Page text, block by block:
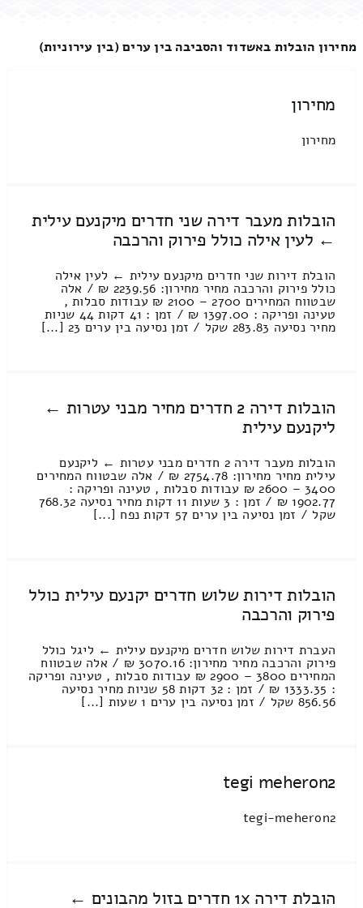
מחירון הובלות באשדוד והסביבה בין ערים (בין עירוניות)
מחירון
מחירון
הובלות מעבר דירה שני חדרים מיקנעם עילית
← לעין אילה כולל פירוק והרכבה
הובלת דירות שני חדרים מיקנעם עילית ← לעין אילה
כולל פירוק והרכבה מחיר מחירון: 2239.56 ₪ / אלה
שבטווח המחירים 2700 – 2100 ₪ עבודות סבלות ,
טעינה ופריקה : 1397.00 ₪ / זמן : 41 דקות 44 שניות
מחיר נסיעה 283.83 שקל / זמן נסיעה בין ערים 23 [...]
הובלות דירה 2 חדרים מחיר מבני עטרות ←
ליקנעם עילית
הובלות מעבר דירה 2 חדרים מבני עטרות ← ליקנעם
עילית מחיר מחירון: 2754.78 ₪ / אלה שבטווח המחירים
3400 – 2600 ₪ עבודות סבלות , טעינה ופריקה :
1902.77 ₪ / זמן : 3 שעות 11 דקות מחיר נסיעה 768.32
שקל / זמן נסיעה בין ערים 57 דקות נפח [...]
הובלות דירות שלוש חדרים יקנעם עילית כולל
פירוק והרכבה
העברת דירות שלוש חדרים מיקנעם עילית ← ליגל כולל
פירוק והרכבה מחיר מחירון: 3070.16 ₪ / אלה שבטווח
המחירים 3800 – 2900 ₪ עבודות סבלות , טעינה ופריקה
: 1333.35 ₪ / זמן : 32 דקות 58 שניות מחיר נסיעה
856.56 שקל / זמן נסיעה בין ערים 1 שעות [...]
tegi meheron2
tegi-meheron2
הובלת דירה 1x חדרים בזול מהבונים ←